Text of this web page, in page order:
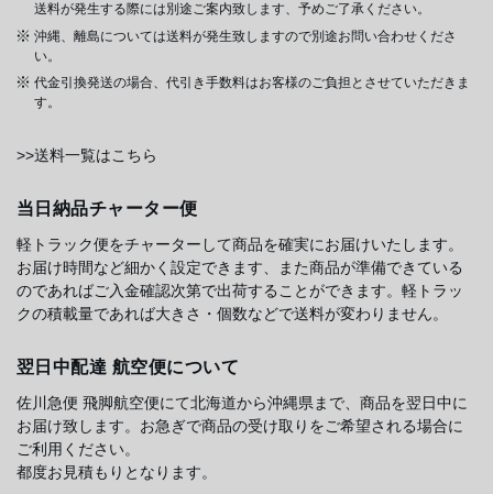
送料が発生する際には別途ご案内致します、予めご了承ください。
沖縄、離島については送料が発生致しますので別途お問い合わせくださ
い。
代金引換発送の場合、代引き手数料はお客様のご負担とさせていただきま
す。
>>送料一覧はこちら
当日納品チャーター便
軽トラック便をチャーターして商品を確実にお届けいたします。
お届け時間など細かく設定できます、また商品が準備できている
のであればご入金確認次第で出荷することができます。軽トラッ
クの積載量であれば大きさ・個数などで送料が変わりません。
翌日中配達 航空便について
佐川急便 飛脚航空便にて北海道から沖縄県まで、商品を翌日中に
お届け致します。お急ぎで商品の受け取りをご希望される場合に
ご利用ください。
都度お見積もりとなります。